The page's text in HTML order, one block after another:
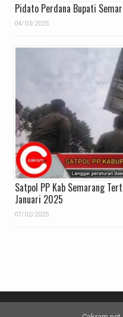
Pidato Perdana Bupati
04/03/2025
Satpol PP Kab Semarang
Januari 2025
07/02/2025